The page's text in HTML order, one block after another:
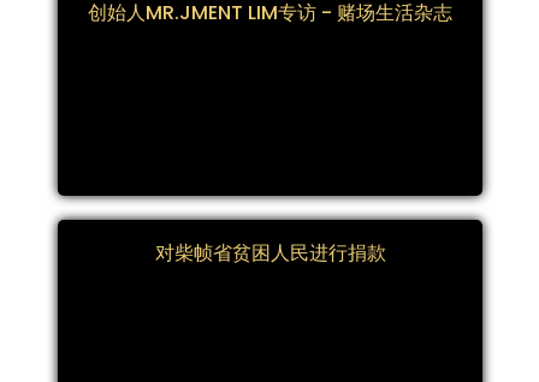
创始人MR.JMENT LIM专访 - 赌场生活杂志
对柴帧省贫困人民进行捐款